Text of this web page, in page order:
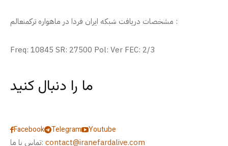
مشخصات دریافت شبکه ایران فردا در ماهواره ترکمنعالم :
Freq: 10845 SR: 27500 Pol: Ver FEC: 2/3
ما را دنبال کنید
Facebook Telegram
Youtube
تماس با ما: contact@iranefardalive.com